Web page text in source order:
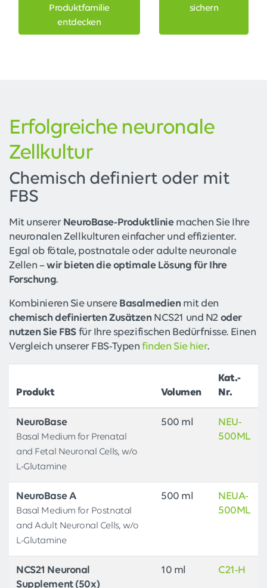
Produktfamilie
entdecken
sichern
Erfolgreiche neuronale
Zellkultur
Chemisch definiert oder mit
FBS
Mit unserer NeuroBase-Produktliniemachen Sie Ihre
neuronalen Zellkulturen einfacher und effizienter.
Egal ob fötale, postnatale oder adulte neuronale
Zellen –wir bieten die optimale Lösung für Ihre
Forschung.
Kombinieren Sie unsere Basalmedienmit den
chemisch definierten ZusätzenNCS21 und N2 oder
nutzen Sie FBSfür Ihre spezifischen Bedürfnisse. Einen
Vergleich unserer FBS-Typen finden Sie hier.
Produkt Volumen
Kat.-
Nr.
NeuroBase
Basal Medium for Prenatal
and Fetal Neuronal Cells, w/o
L-Glutamine
500 ml
NEU-
500ML
NeuroBase A
Basal Medium for Postnatal
and Adult Neuronal Cells, w/o
L-Glutamine
500 ml
NEUA-
500ML
NCS21 Neuronal
Supplement (50x)
10 ml C21-H